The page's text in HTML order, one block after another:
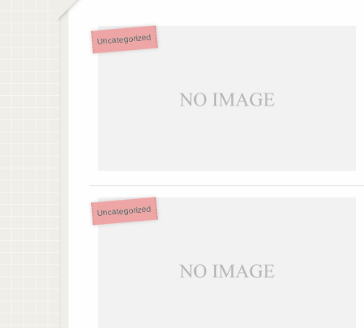
Uncategorized
Uncategorized